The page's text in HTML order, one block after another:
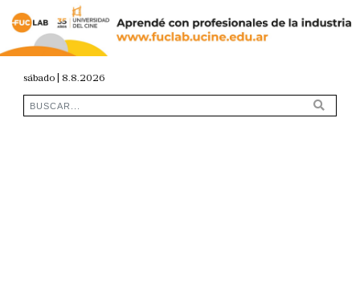
sábado | 8.8.2026